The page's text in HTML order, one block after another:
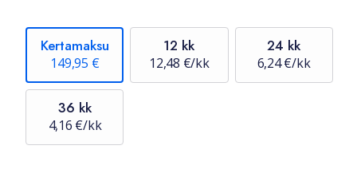
Kertamaksu
149,95 €
12 kk
12,48 €/kk
24 kk
6,24 €/kk
36 kk
4,16 €/kk